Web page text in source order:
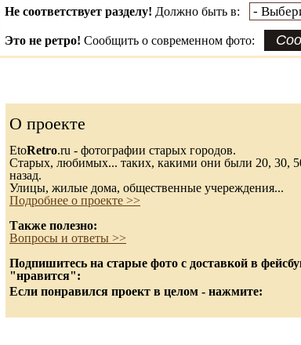
Не соответствует разделу! Должно быть в:
Это не ретро! Сообщить о современном фото:
О проекте
EtoRetro.ru - фотографии старых городов.
Старых, любимых... таких, какими они были 20, 30,
назад.
Улицы, жилые дома, общественные учереждения...
Подробнее о проекте >>
Также полезно:
Вопросы и ответы >>
Подпишитесь на старые фото с доставкой в
"нравится":
Если понравился проект в целом - нажмите: